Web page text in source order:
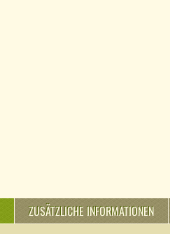
ZUSÄTZLICHE INFORMATIONEN